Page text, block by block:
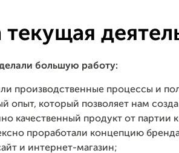
большую работу:
производственные процессы и
опыт, который позволяет нам
качественный продукт от партии
проработали концепцию
и интернет-магазин;